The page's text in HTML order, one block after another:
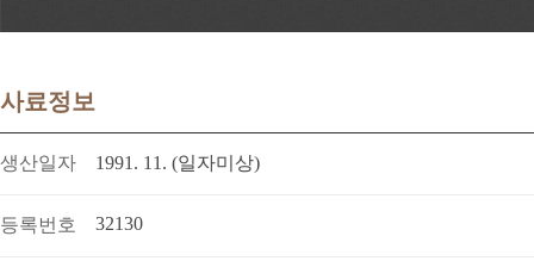
사료정보
생산일자 1991. 11. (일자미상)
등록번호 32130